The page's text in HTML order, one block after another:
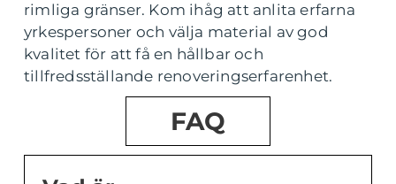
rimliga gränser. Kom ihåg att anlita erfarna
yrkespersoner och välja material av god
kvalitet för att få en hållbar och
tillfredsställande renoveringserfarenhet.
FAQ